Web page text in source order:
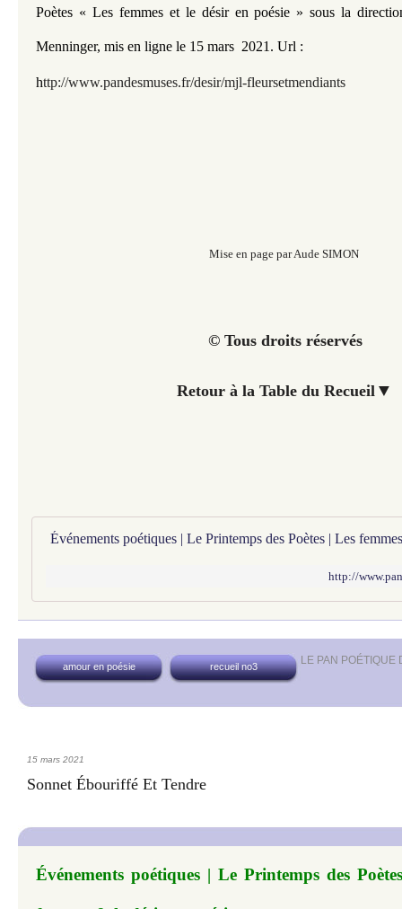
Poètes « Les femmes et le désir en poésie » sous la
Menninger, mis en ligne le 15 mars 2021. Url :
http://www.pandesmuses.fr/desir/mjl-fleursetmendiants
Mise en page par Aude SIMON
© Tous droits réservés
Retour à la Table du Recueil ▼
http://
LE PAN
amour en poésie recueil no3
15 mars 2021
Sonnet Ébouriffé Et Tendre
Événements poétiques | Le Printemps des